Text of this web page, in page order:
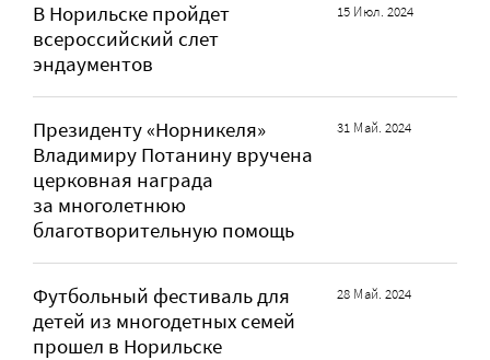
В Норильске пройдет
всероссийский слет
эндаументов
15 Июл. 2024
Президенту «Норникеля»
Владимиру Потанину вручена
церковная награда
за многолетнюю
благотворительную помощь
31 Май. 2024
Футбольный фестиваль для
детей из многодетных семей
прошел в Норильске
28 Май. 2024